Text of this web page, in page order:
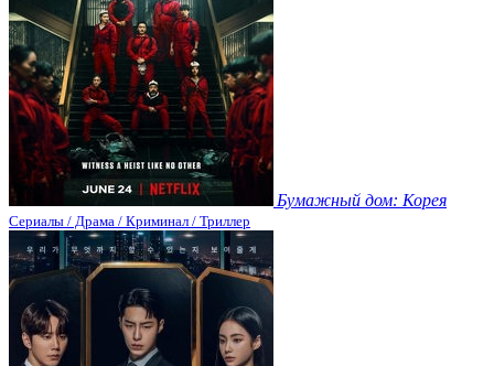
Бумажный дом: Корея
Сериалы / Драма / Криминал / Триллер